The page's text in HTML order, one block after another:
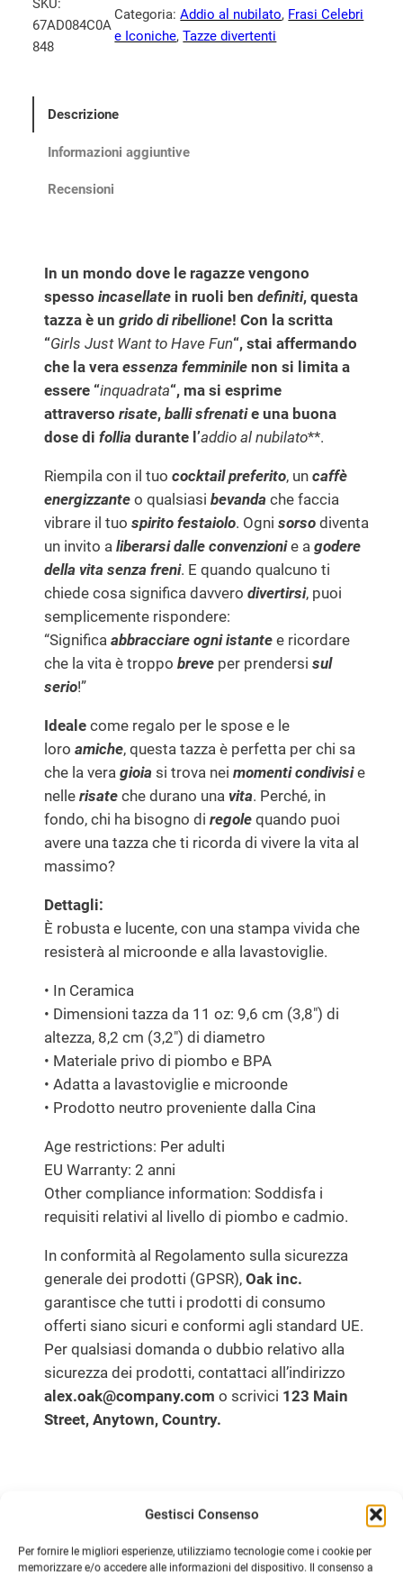
Gestisci Consenso
Per fornire le migliori esperienze, utilizziamo tecnologie come i cookie per
memorizzare e/o accedere alle informazioni del dispositivo. Il consenso a
r
,
.
7
€
a
SKU:
67AD084C0A
848
Categoria:Addio al nubilato, Frasi Celebri
e Iconiche, Tazze divertenti
Descrizione
Informazioni aggiuntive
Recensioni
In un mondo dove le ragazze vengono
spesso incasellatein ruoli ben definiti, questa
tazza è un grido di ribellione! Con la scritta
“Girls Just Want to Have Fun“, stai affermando
che la vera essenza femminilenon si limita a
essere “inquadrata“, ma si esprime
attraverso risate, balli sfrenatie una buona
dose di follia durante l’addio al nubilato**.
Riempila con il tuo cocktail preferito, un caffè
energizzanteo qualsiasi bevanda che faccia
vibrare il tuo spirito festaiolo. Ogni sorsodiventa
un invito a liberarsi dalle convenzionie a godere
della vita senza freni. E quando qualcuno ti
chiede cosa significa davvero divertirsi, puoi
semplicemente rispondere:
“Significa abbracciare ogni istantee ricordare
che la vita è troppo breveper prendersi sul
serio!”
Idealecome regalo per le spose e le
loro amiche, questa tazza è perfetta per chi sa
che la vera gioia si trova nei momenti condivisie
nelle risateche durano una vita. Perché, in
fondo, chi ha bisogno di regolequando puoi
avere una tazza che ti ricorda di vivere la vita al
massimo?
Dettagli:
È robusta e lucente, con una stampa vivida che
resisterà al microonde e alla lavastoviglie.
• In Ceramica
• Dimensioni tazza da 11 oz: 9,6 cm (3,8″) di
altezza, 8,2 cm (3,2″) di diametro
• Materiale privo di piombo e BPA
• Adatta a lavastoviglie e microonde
• Prodotto neutro proveniente dalla Cina
Age restrictions: Per adulti
EU Warranty: 2 anni
Other compliance information: Soddisfa i
requisiti relativi al livello di piombo e cadmio.
In conformità al Regolamento sulla sicurezza
generale dei prodotti (GPSR), Oak inc.
garantisce che tutti i prodotti di consumo
offerti siano sicuri e conformi agli standard UE.
Per qualsiasi domanda o dubbio relativo alla
sicurezza dei prodotti, contattaci all’indirizzo
alex.oak@company.com o scrivici 123 Main
Street, Anytown, Country.
Ti potrebbero Interessare
IN